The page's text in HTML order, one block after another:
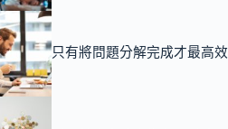
只有將問題分解完成才最高效